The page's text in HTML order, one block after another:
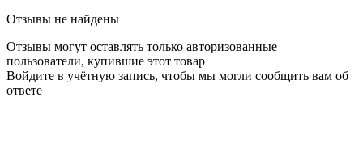
Отзывы не найдены
Отзывы могут оставлять только авторизованные
пользователи, купившие этот товар
Войдите в учётную запись, чтобы мы могли сообщить вам об
ответе